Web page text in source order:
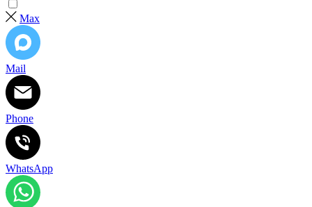
Max
Mail
Phone
WhatsApp